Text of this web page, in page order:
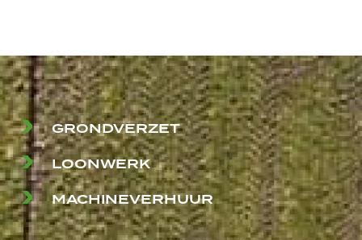
GRONDVERZET
LOONWERK
MACHINEVERHUUR